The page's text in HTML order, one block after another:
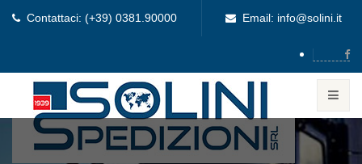
Contattaci: (+39) 0381.90000 Email: info@solini.it